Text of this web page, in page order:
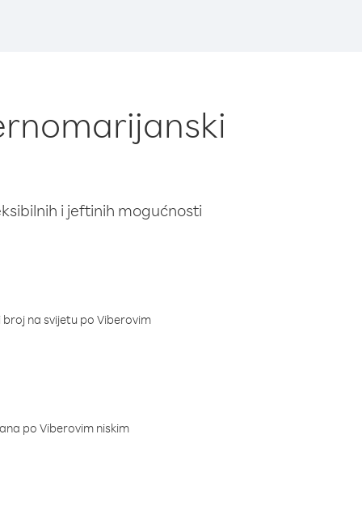
i jeftinih mogućnosti
na svijetu po Viberovim
po Viberovim niskim